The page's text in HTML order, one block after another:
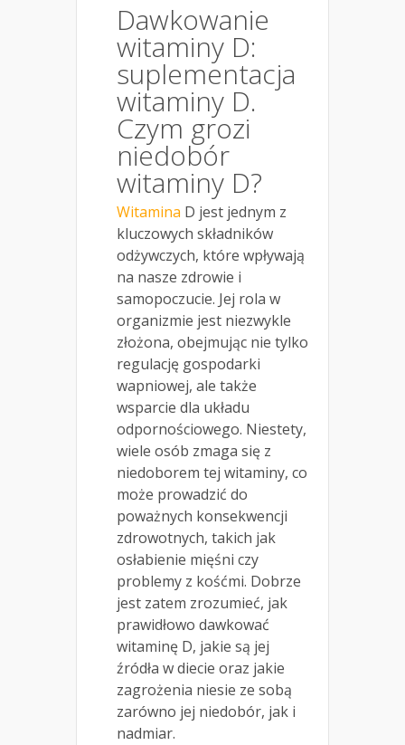
Dawkowanie
witaminy D:
suplementacja
witaminy D.
Czym grozi
niedobór
witaminy D?
Witamina D jest jednym z
kluczowych składników
odżywczych, które wpływają
na nasze zdrowie i
samopoczucie. Jej rola w
organizmie jest niezwykle
złożona, obejmując nie tylko
regulację gospodarki
wapniowej, ale także
wsparcie dla układu
odpornościowego. Niestety,
wiele osób zmaga się z
niedoborem tej witaminy, co
może prowadzić do
poważnych konsekwencji
zdrowotnych, takich jak
osłabienie mięśni czy
problemy z kośćmi. Dobrze
jest zatem zrozumieć, jak
prawidłowo dawkować
witaminę D, jakie są jej
źródła w diecie oraz jakie
zagrożenia niesie ze sobą
zarówno jej niedobór, jak i
nadmiar.